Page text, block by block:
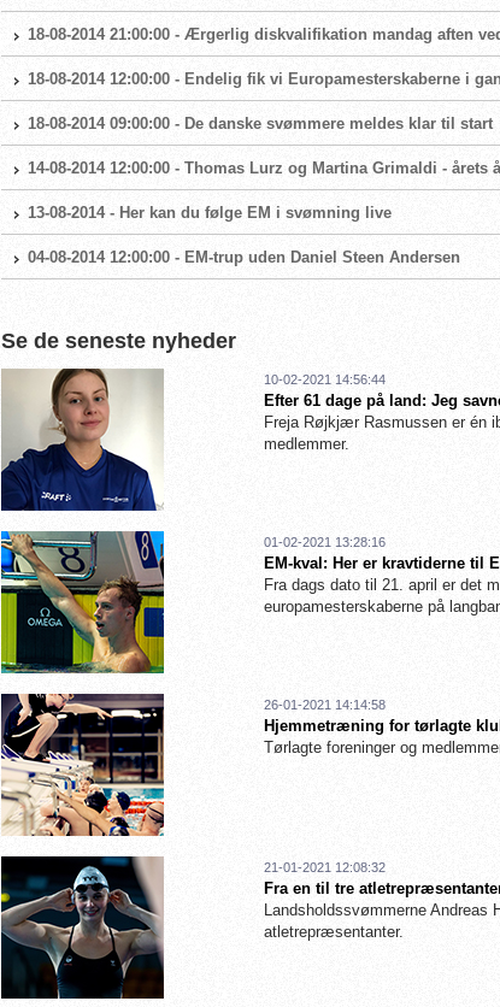
18-08-2014 21:00:00 - Ærgerlig diskvalifikation mandag aften
18-08-2014 12:00:00 - Endelig fik vi Europamesterskaberne i
18-08-2014 09:00:00 - De danske svømmere meldes klar til start
14-08-2014 12:00:00 - Thomas Lurz og Martina Grimaldi - årets
13-08-2014 - Her kan du følge EM i svømning live
04-08-2014 12:00:00 - EM-trup uden Daniel Steen Andersen
Se de seneste nyheder
10-02-2021 14:56:44
Efter 61 dage på land: Jeg
Freja Røjkjær Rasmussen er én
medlemmer.
01-02-2021 13:28:16
EM-kval: Her er kravtiderne til
Fra dags dato til 21. april er det
europamesterskaberne på
26-01-2021 14:14:58
Hjemmetræning for tørlagte
Tørlagte foreninger og
21-01-2021 12:08:32
Fra en til tre
Landsholdssvømmerne Andreas
atletrepræsentanter.